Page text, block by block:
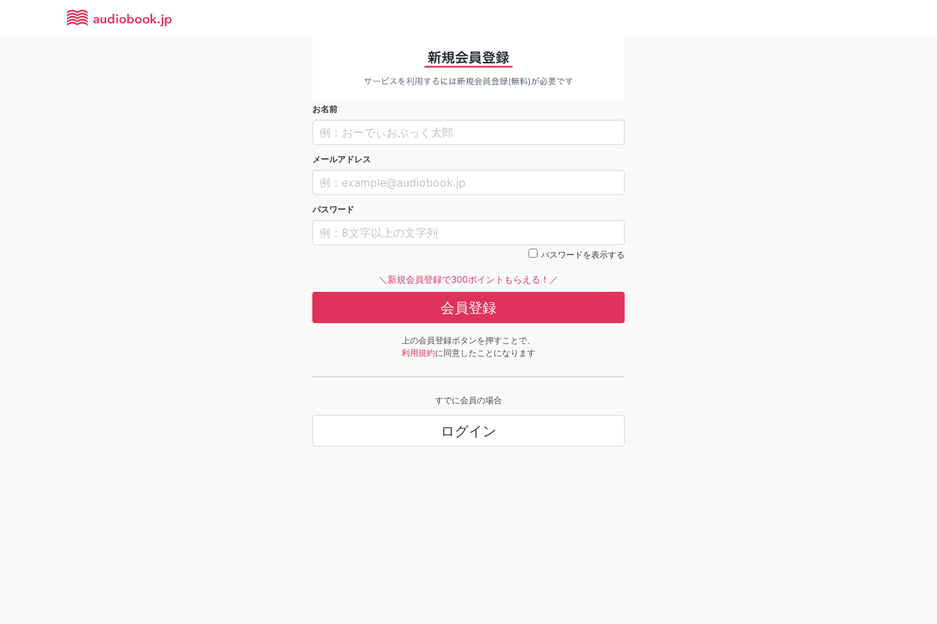
お名前
メールアドレス
パスワード
パスワードを表示する
＼新規会員登録で300ポイントもらえる！／
会員登録
上の会員登録ボタンを押すことで、
利用規約に同意したことになります
すでに会員の場合
ログイン